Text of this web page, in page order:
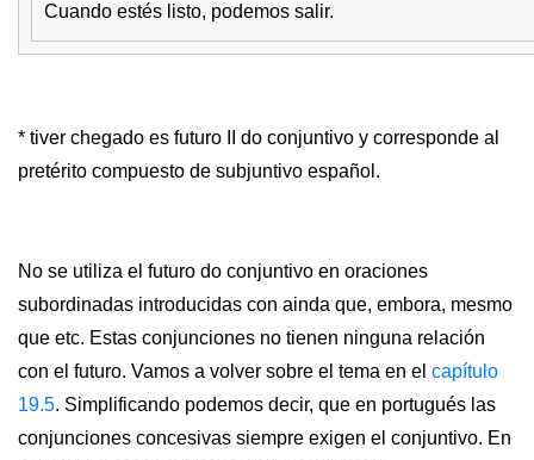
Cuando estés listo, podemos salir.
* tiver chegado es futuro II do conjuntivo y corresponde al
pretérito compuesto de subjuntivo español.
No se utiliza el futuro do conjuntivo en oraciones
subordinadas introducidas con ainda que, embora, mesmo
que etc. Estas conjunciones no tienen ninguna relación
con el futuro. Vamos a volver sobre el tema en el capítulo
19.5. Simplificando podemos decir, que en portugués las
conjunciones concesivas siempre exigen el conjuntivo. En